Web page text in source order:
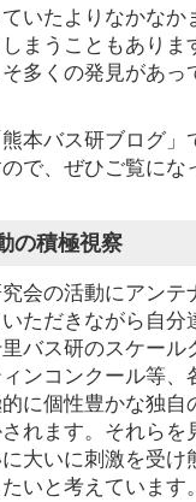
いたよりなかなか
まうこともありま
多くの発見があっ
本バス研ブログ」
で、ぜひご覧にな
の積極視察
会の活動にアンテ
ただきながら自分
バス研のスケール
ンコンクール等、
に個性豊かな独自
れます。それらを
大いに刺激を受け
いと考えています。